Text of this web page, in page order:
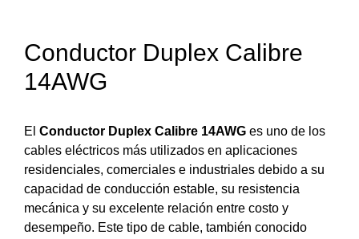
Conductor Duplex Calibre
14AWG
El Conductor Duplex Calibre 14AWG es uno de los
cables eléctricos más utilizados en aplicaciones
residenciales, comerciales e industriales debido a su
capacidad de conducción estable, su resistencia
mecánica y su excelente relación entre costo y
desempeño. Este tipo de cable, también conocido